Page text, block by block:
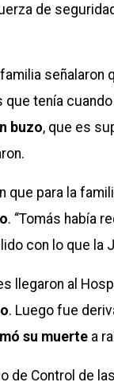
de
que tenía
buzo, que es
que para la
. “Tomás había
con lo que la
llegaron al
. Luego fue
su muerte a
de Control de